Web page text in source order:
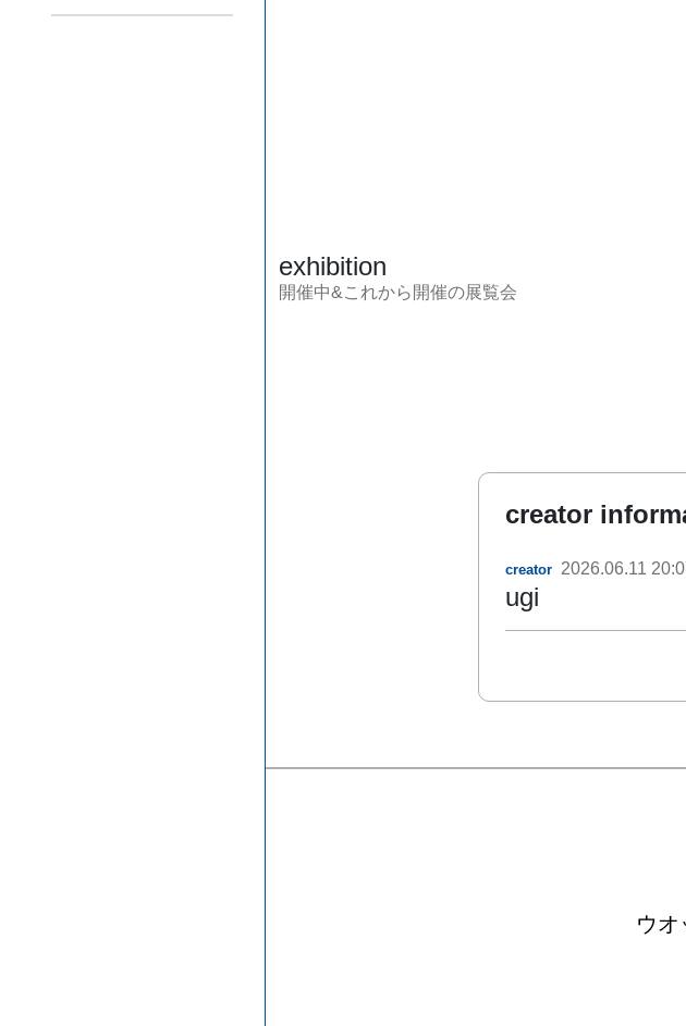
exhibition
開催中&これから開催の展覧会
creator
creator 2026.06.11
ugi
ウオ